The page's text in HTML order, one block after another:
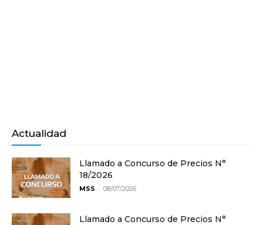
Actualidad
Llamado a Concurso de Precios N°
18/2026
MSS - 08/07/2026
Llamado a Concurso de Precios N°